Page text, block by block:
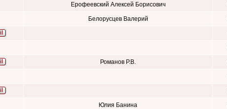
Ерофеевский Алексей Борисович
Белорусцев Валерий
Романов Р.В.
Юлия Банина